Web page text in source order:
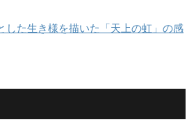
した生き様を描いた「天上の虹」の感